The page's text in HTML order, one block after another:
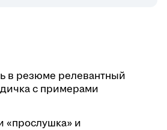
в резюме релевантный
с примерами
«прослушка» и